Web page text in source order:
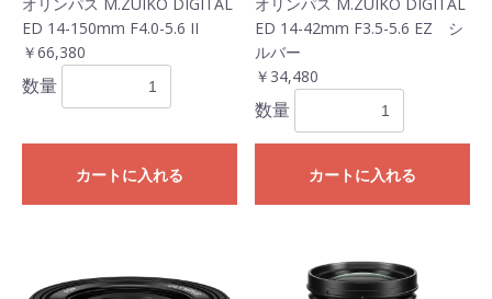
ED 14-150mm F4.0-5.6 II
￥66,380
数量
カートに入れる
ED 14-42mm F3.5-5.6 EZ シ
ルバー
￥34,480
数量
カートに入れる